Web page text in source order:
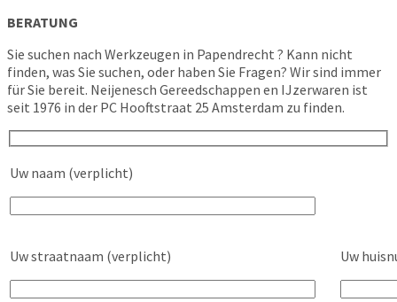
BERATUNG
Sie suchen nach Werkzeugen in Papendrecht ? Kann nicht
finden, was Sie suchen, oder haben Sie Fragen? Wir sind immer
für Sie bereit. Neijenesch Gereedschappen en IJzerwaren ist
seit 1976 in der PC Hooftstraat 25 Amsterdam zu finden.
Uw naam (verplicht)
Uw straatnaam (verplicht) Uw